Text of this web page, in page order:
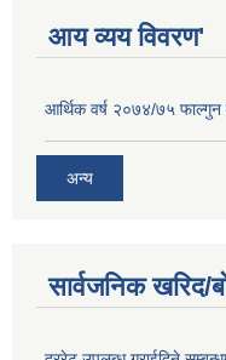
आय व्यय विवरण'
आर्थिक वर्ष २०७४/७५
अन्य
सार्वजनिक खरिद/